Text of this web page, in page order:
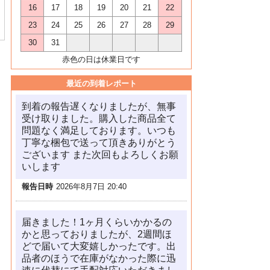
16
17 18 19 20 21
22
23
24 25 26 27 28
29
30
31
赤色の日は休業日です
最近の到着レポート
到着の報告遅くなりましたが、無事
受け取りました。購入した商品全て
問題なく満足しております。いつも
丁寧な梱包で送って頂きありがとう
ございます また次回もよろしくお願
いします
報告日時 2026年8月7日 20:40
届きました！1ヶ月くらいかかるの
かと思っておりましたが、2週間ほ
どで届いて大変嬉しかったです。出
品者のほうで在庫がなかった際に迅